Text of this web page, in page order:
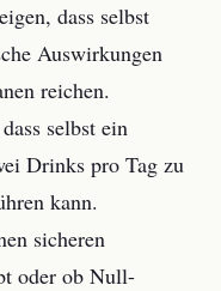
dass selbst
Auswirkungen
reichen.
selbst ein
Drinks pro Tag zu
kann.
sicheren
oder ob Null-